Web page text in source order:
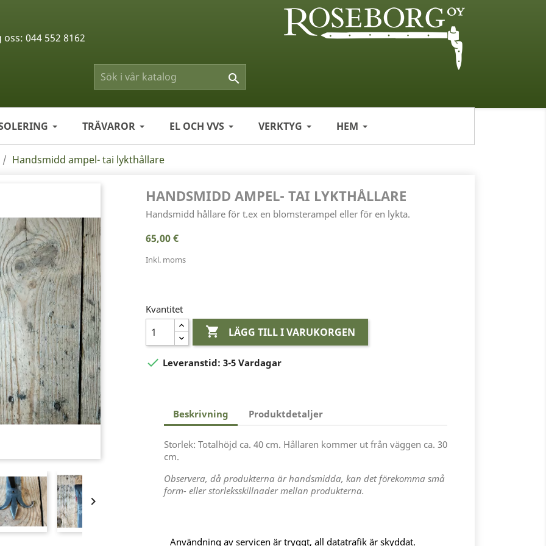

TRÄVAROR EL OCH VVS VERKTYG HEM
oss: 044 552 8162
Handsmidd ampel- tai lykthållare

HANDSMIDD AMPEL- TAI LYKTHÅLLARE
Handsmidd hållare för t.ex en blomsterampel eller för en lykta.
65,00 €
Inkl. moms
Kvantitet
 LÄGG TILL I VARUKORGEN
 Leveranstid: 3-5 Vardagar
Beskrivning Produktdetaljer
Storlek: Totalhöjd ca. 40 cm. Hållaren kommer ut från väggen ca. 30
cm.
Observera, då produkterna är handsmidda, kan det förekomma små
form- eller storleksskillnader mellan produkterna.
Användning av servicen är tryggt, all datatrafik är skyddat.